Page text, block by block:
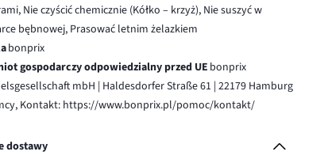
Nie czyścić chemicznie (Kółko – krzyż), Nie suszyć w
bębnowej, Prasować letnim żelazkiem
bonprix
gospodarczy odpowiedzialny przed UE bonprix
mbH | Haldesdorfer Straße 61 | 22179 Hamburg
Kontakt: https://www.bonprix.pl/pomoc/kontakt/
dostawy